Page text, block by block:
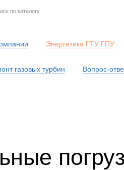
Энергетика ГТУ ГПУ
газовых турбин Вопрос-